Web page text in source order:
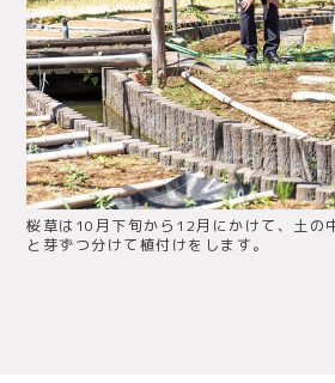
桜草は10月下旬から12月にかけて、土の
と芽ずつ分けて植付けをします。